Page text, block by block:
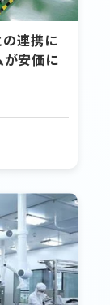
連携に
が安価に